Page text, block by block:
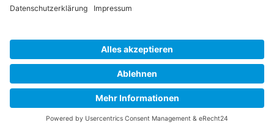
Walter Nussel © 2023. All Rights Reserved